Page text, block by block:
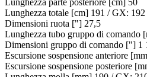
Lunghezza totale [cm] 191 / GX: 192
Dimensioni ruota ["] 27,5
Lunghezza tubo gruppo di comando
Dimensioni gruppo di comando ["] 1
Escursione sospensione anteriore
Escursione sospensione posteriore